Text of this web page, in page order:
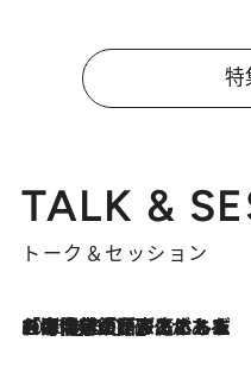
特
TALK &
トーク＆セッション
2026.8.3
「今後値上げがあるとすれば…」「リスクがあるのは今年の冬」エネルギー専門家が語る、ホルムズ海峡封鎖が家庭にもたらす“ある心配”